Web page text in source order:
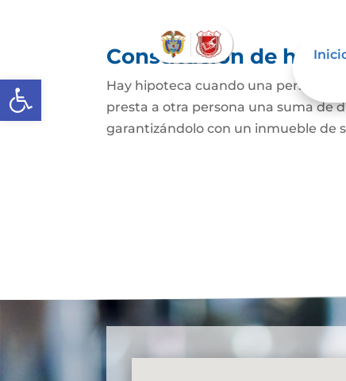
Abrir barra de herramientas
Constitución de
Hay hipoteca cuando una persona,
presta a otra persona una suma de
garantizándolo con un inmueble de